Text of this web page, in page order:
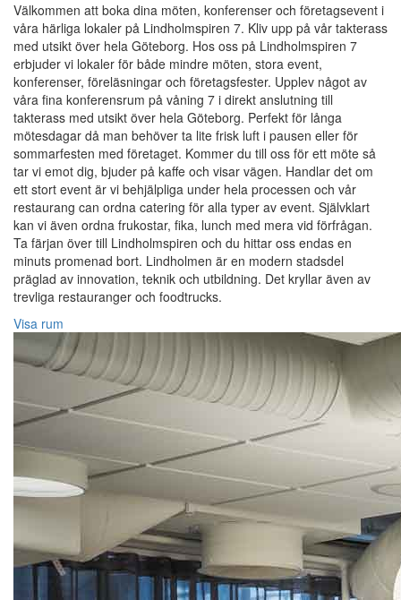
Välkommen att boka dina möten, konferenser och företagsevent i
våra härliga lokaler på Lindholmspiren 7. Kliv upp på vår takterass
med utsikt över hela Göteborg. Hos oss på Lindholmspiren 7
erbjuder vi lokaler för både mindre möten, stora event,
konferenser, föreläsningar och företagsfester. Upplev något av
våra fina konferensrum på våning 7 i direkt anslutning till
takterass med utsikt över hela Göteborg. Perfekt för långa
mötesdagar då man behöver ta lite frisk luft i pausen eller för
sommarfesten med företaget. Kommer du till oss för ett möte så
tar vi emot dig, bjuder på kaffe och visar vägen. Handlar det om
ett stort event är vi behjälpliga under hela processen och vår
restaurang can ordna catering för alla typer av event. Självklart
kan vi även ordna frukostar, fika, lunch med mera vid förfrågan.
Ta färjan över till Lindholmspiren och du hittar oss endas en
minuts promenad bort. Lindholmen är en modern stadsdel
präglad av innovation, teknik och utbildning. Det kryllar även av
trevliga restauranger och foodtrucks.
Visa rum